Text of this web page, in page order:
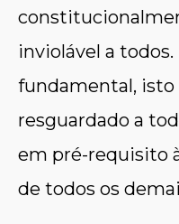
inviolável a
fundamental,
resguardado a
em pré-requisito
de todos os